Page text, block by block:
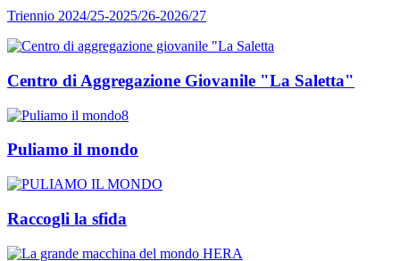
Triennio 2024/25-2025/26-2026/27
Centro di Aggregazione Giovanile "La Saletta"
Puliamo il mondo
Raccogli la sfida